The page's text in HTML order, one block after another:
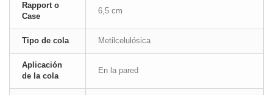
Rapport o
Case
6,5 cm
Tipo de cola Metilcelulósica
Aplicación
de la cola
En la pared